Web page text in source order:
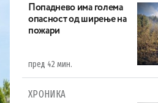
Попаднево има голема
опасност од ширење на
пожари
пред 42 мин.
ХРОНИКА